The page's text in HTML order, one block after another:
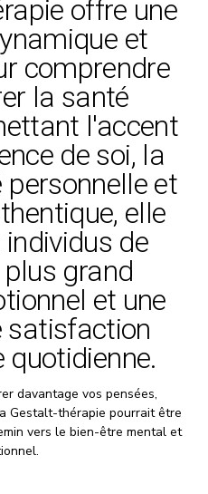
offre une
et
comprendre
la santé
l'accent
de soi, la
et
elle
de
grand
et une
satisfaction
quotidienne.
davantage vos pensées,
Gestalt-thérapie pourrait être
vers le bien-être mental et